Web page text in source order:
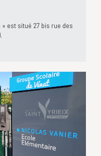
est situé 27 bis rue des